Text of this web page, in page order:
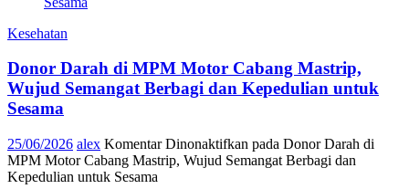
Kesehatan
Donor Darah di MPM Motor Cabang Mastrip,
Wujud Semangat Berbagi dan Kepedulian untuk
Sesama
25/06/2026 alex Komentar Dinonaktifkan pada Donor Darah di
MPM Motor Cabang Mastrip, Wujud Semangat Berbagi dan
Kepedulian untuk Sesama